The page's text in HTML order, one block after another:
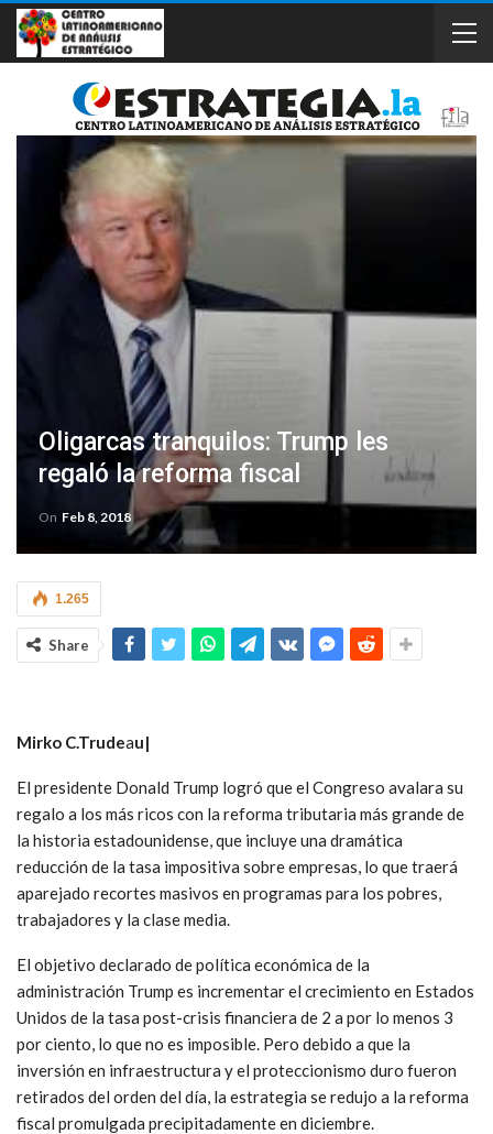
Oligarcas tranquilos: Trump les
regaló la reforma fiscal
On Feb 8, 2018
1.265
Share
Mirko C.Trudeau|
El presidente Donald Trump logró que el Congreso avalara su
regalo a los más ricos con la reforma tributaria más grande de
la historia estadounidense, que incluye una dramática
reducción de la tasa impositiva sobre empresas, lo que traerá
aparejado recortes masivos en programas para los pobres,
trabajadores y la clase media.
El objetivo declarado de política económica de la
administración Trump es incrementar el crecimiento en Estados
Unidos de la tasa post-crisis financiera de 2 a por lo menos 3
por ciento, lo que no es imposible. Pero debido a que la
inversión en infraestructura y el proteccionismo duro fueron
retirados del orden del día, la estrategia se redujo a la reforma
fiscal promulgada precipitadamente en diciembre.